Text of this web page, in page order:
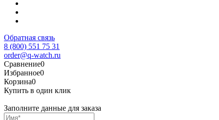
Обратная связь
8 (800) 551 75 31
order@q-watch.ru
Сравнение0
Избранное0
Корзина0
Купить в один клик
Заполните данные для заказа